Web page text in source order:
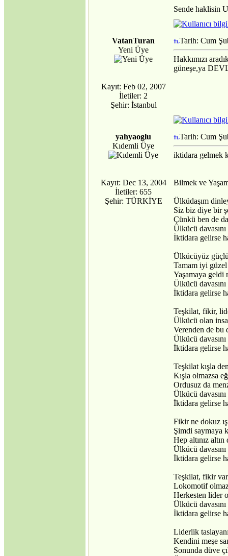
Sende haklisin
VatanTuran
Yeni Üye
Kayıt: Feb 02, 2007
İletiler: 2
Şehir: İstanbul
Tarih: Cum
Hakkımızı
güneşe,ya
yahyaoglu
Kıdemli Üye
Kayıt: Dec 13, 2004
İletiler: 655
Şehir: TÜRKİYE
Tarih: Cum
iktidara gelmek
Bilmek ve
Ülküdaşım
Siz biz diye bir
Çünkü ben de
Ülkücü
İktidara gelirse
Ülkücüyüz
Tamam iyi
Yaşamaya geldi
Ülkücü
İktidara gelirse
Teşkilat, fikir,
Ülkücü olan
Verenden de bu
Ülkücü
İktidara gelirse
Teşkilat kışla
Kışla olmazsa
Ordusuz da
Ülkücü
İktidara gelirse
Fikir ne dokuz
Şimdi saymaya
Hep altınız
Ülkücü
İktidara gelirse
Teşkilat, fikir
Lokomotif
Herkesten lider
Ülkücü
İktidara gelirse
Liderlik
Kendini meşe
Sonunda düve